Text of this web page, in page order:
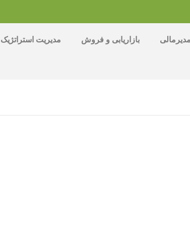
مدیرمالی بازاریابی و فروش مدیریت استراتژیک